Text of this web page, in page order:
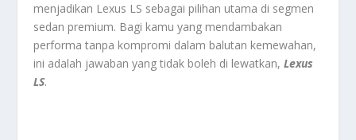
menjadikan Lexus LS sebagai pilihan utama di segmen
sedan premium. Bagi kamu yang mendambakan
performa tanpa kompromi dalam balutan kemewahan,
ini adalah jawaban yang tidak boleh di lewatkan,Lexus
LS.